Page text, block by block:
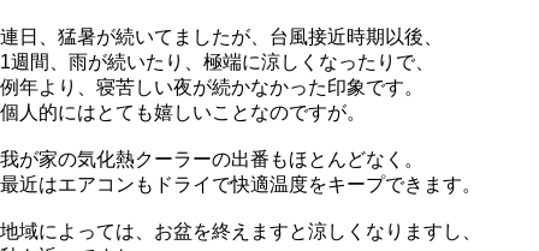
連日、猛暑が続いてましたが、台風接近時期以後、
1週間、雨が続いたり、極端に涼しくなったりで、
例年より、寝苦しい夜が続かなかった印象です。
個人的にはとても嬉しいことなのですが。
我が家の気化熱クーラーの出番もほとんどなく。
最近はエアコンもドライで快適温度をキープできます。
地域によっては、お盆を終えますと涼しくなりますし、